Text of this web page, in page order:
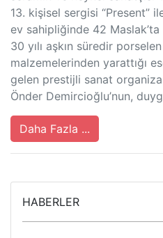
13. kişisel sergisi “Present”
ev sahipliğinde 42
30 yılı aşkın süredir
malzemelerinden yarattığı
gelen prestijli sanat
Önder Demircioğlu’nun,
Daha Fazla ...
HABERLER